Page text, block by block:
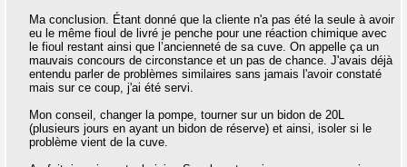
Ma conclusion. Étant donné que la cliente n'a pas été la seule à avoir
eu le même fioul de livré je penche pour une réaction chimique avec
le fioul restant ainsi que l’ancienneté de sa cuve. On appelle ça un
mauvais concours de circonstance et un pas de chance. J'avais déjà
entendu parler de problèmes similaires sans jamais l'avoir constaté
mais sur ce coup, j'ai été servi.
Mon conseil, changer la pompe, tourner sur un bidon de 20L
(plusieurs jours en ayant un bidon de réserve) et ainsi, isoler si le
problème vient de la cuve.